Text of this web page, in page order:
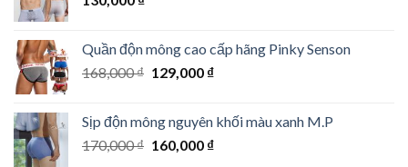
Quần độn mông cao cấp hãng Pinky Senson
168,000₫ Giá
168,000 ₫.
129,000 ₫Giá
là:
129,000 ₫.
Sịp độn mông nguyên khối màu xanh M.P
170,000₫ Giá
160,000 ₫Giá